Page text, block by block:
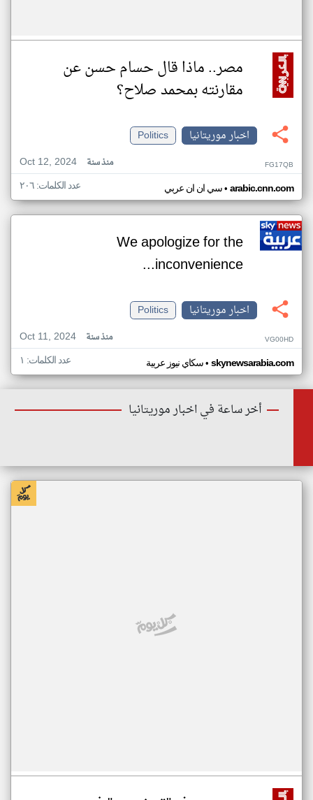
مصر.. ماذا قال حسام حسن عن
مقارنته بمحمد صلاح؟
اخبار موريتانيا
Politics
Oct 12, 2024
منذ سنة FG17QB
سي ان ان عربي• arabic.cnn.com عدد الكلمات: ٢٠٦
We apologize for the
inconvenience...
اخبار موريتانيا
Politics
Oct 11, 2024
منذ سنة VG00HD
سكاي نيوز عربية• skynewsarabia.com عدد الكلمات: ١
أخر ساعة في اخبار موريتانيا